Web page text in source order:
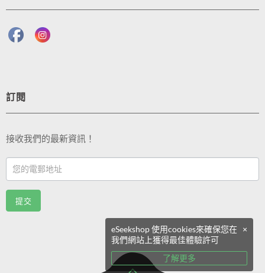
訂閱
接收我們的最新資訊！
Footer
Email
Sub
(TC)
提交
×
eSeekshop 使用cookies來確保您在
我們網站上獲得最佳體驗許可
了解更多